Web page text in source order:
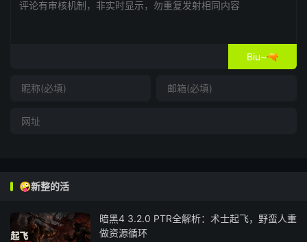
Biu~🔫
🤪新整的活
暗黑4 3.2.0 PTR全解析：术士起飞，野蛮人重
做资源循环